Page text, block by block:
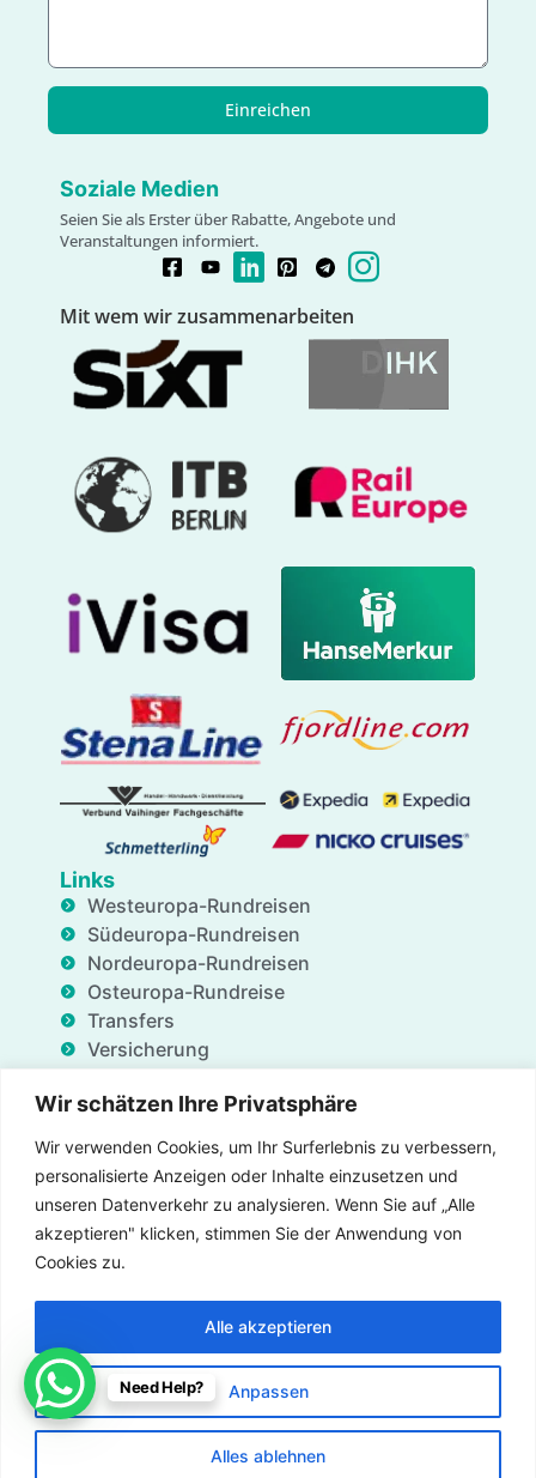
Wir schätzen Ihre Privatsphäre
Wir verwenden Cookies, um Ihr Surferlebnis zu verbessern,
personalisierte Anzeigen oder Inhalte einzusetzen und
unseren Datenverkehr zu analysieren. Wenn Sie auf „Alle
akzeptieren" klicken, stimmen Sie der Anwendung von
Cookies zu.
Anpassen
Alles ablehnen
Alle akzeptieren
Einreichen
Soziale Medien
Seien Sie als Erster über Rabatte, Angebote und
Veranstaltungen informiert.
Mit wem wir zusammenarbeiten
Links
Westeuropa-Rundreisen
Südeuropa-Rundreisen
Nordeuropa-Rundreisen
Osteuropa-Rundreise
Transfers
Versicherung
Unterkünfte
FAQ
Angebote
Über uns
Kontaktieren uns
Versicherung
Allgemeine Geschäftsbedingungen
Datenschutzrichtlinie
Impressum Kontaktiere uns
© Alle Rechte vorbehalten für Gate of Nations.org - 2026
Need Help?